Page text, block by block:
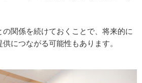
関係を続けておくことで、将来的に
につながる可能性もあります。